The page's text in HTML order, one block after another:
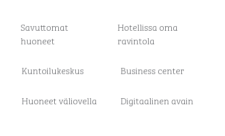
Savuttomat
huoneet
Hotellissa oma
ravintola
Kuntoilukeskus Business center
Huoneet väliovella Digitaalinen avain